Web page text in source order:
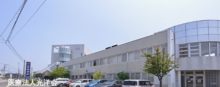
医療法人光洋会